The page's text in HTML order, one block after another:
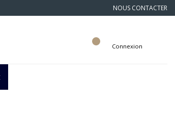
NOUS CONTACTER
Connexion